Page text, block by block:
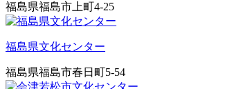
福島県福島市上町4-25
福島県文化センター
福島県福島市春日町5-54